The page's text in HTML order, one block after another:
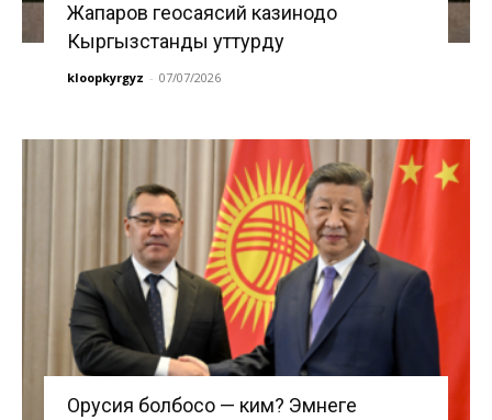
Жапаров геосаясий казинодо
Кыргызстанды уттурду
kloopkyrgyz - 07/07/2026
Орусия болбосо — ким? Эмнеге